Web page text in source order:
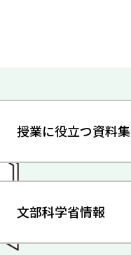
授業に役立つ資料集
文部科学省情報